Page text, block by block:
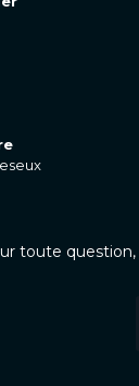
toute